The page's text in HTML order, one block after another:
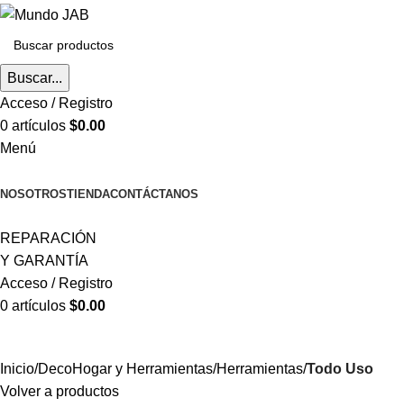
Buscar...
Acceso / Registro
0 artículos $0.00
Menú
NOSOTROSTIENDACONTÁCTANOS
REPARACIÓN
Y GARANTÍA
Acceso / Registro
0 artículos $0.00
Inicio DecoHogar y Herramientas Herramientas Todo Uso
Volver a productos